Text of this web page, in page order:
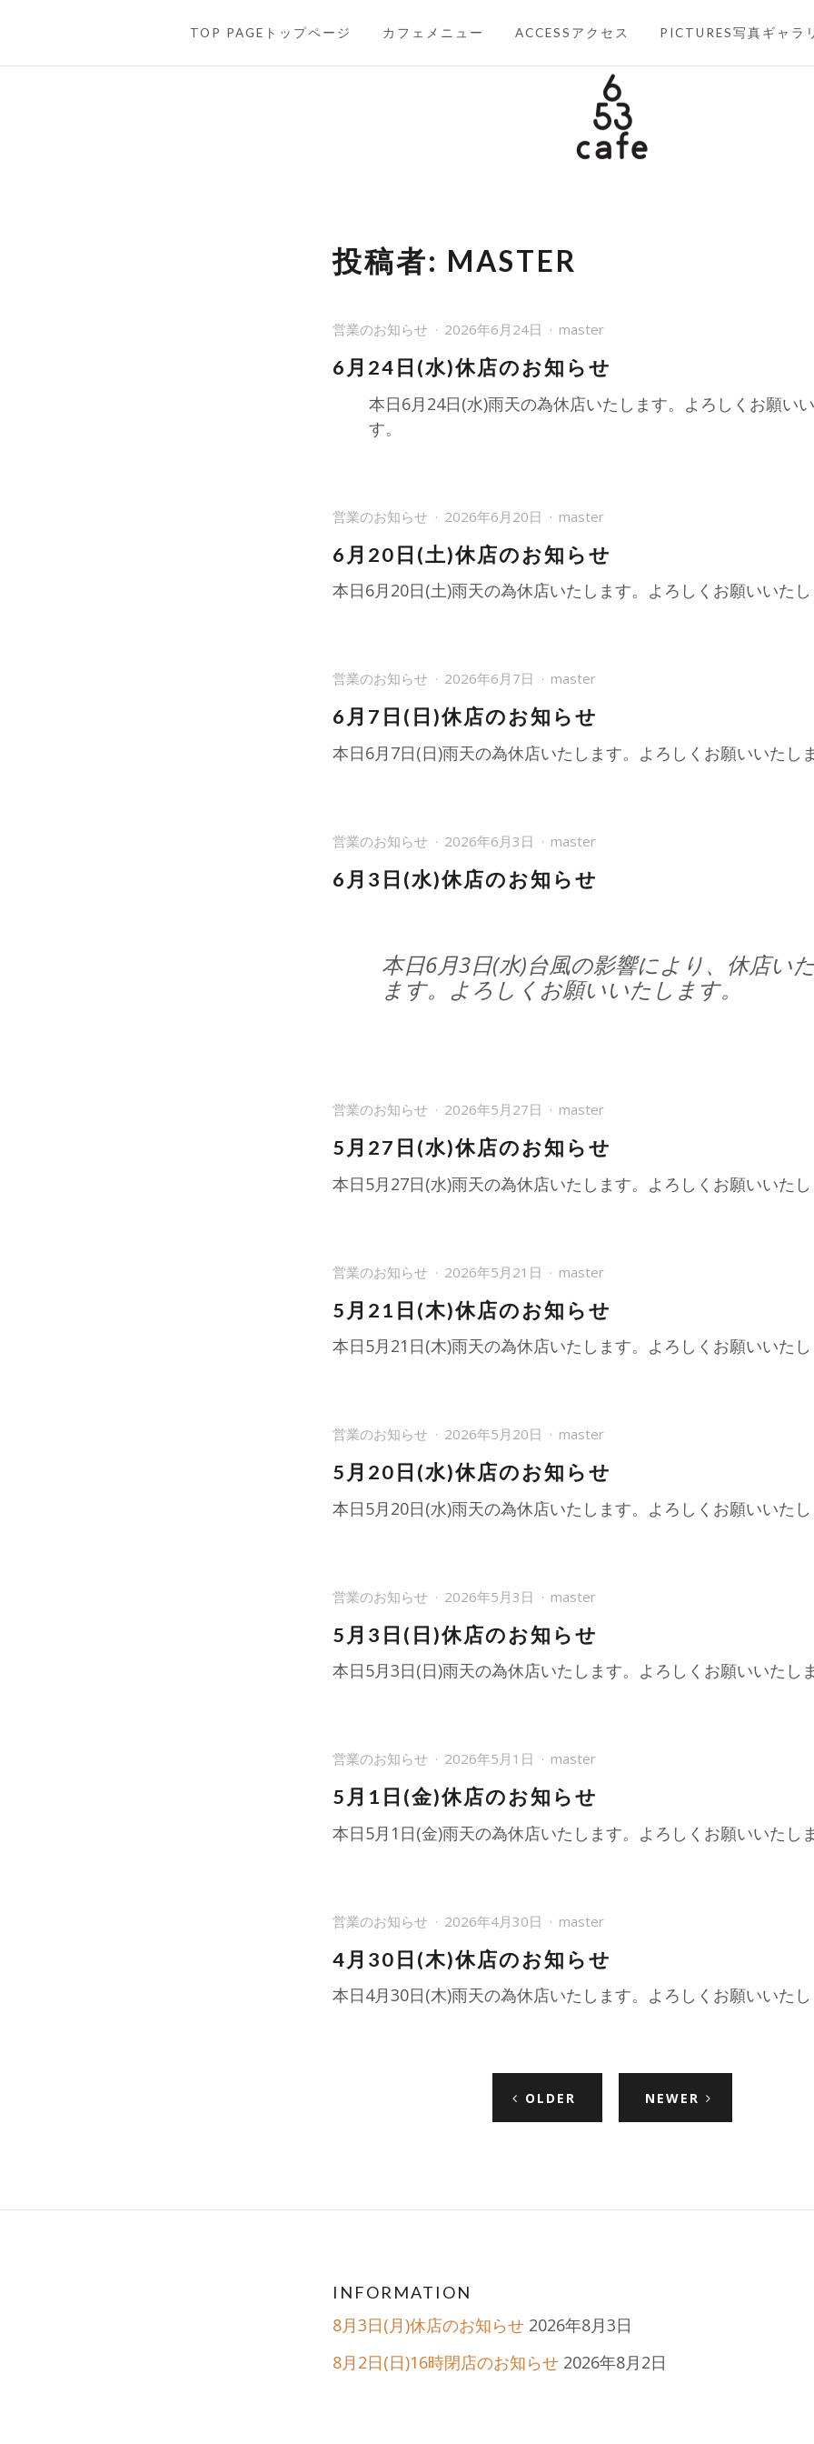
TOP PAGEトップページ カフェメニュー ACCESSアクセス PICTURES写真ギャラ
投稿者: MASTER
営業のお知らせ 2026年6月24日 master
6月24日(水)休店のお知らせ
本日6月24日(水)雨天の為休店いたします。よろしくお願い
す。
営業のお知らせ 2026年6月20日 master
6月20日(土)休店のお知らせ
本日6月20日(土)雨天の為休店いたします。よろしくお願いいたし
営業のお知らせ 2026年6月7日 master
6月7日(日)休店のお知らせ
本日6月7日(日)雨天の為休店いたします。よろしくお願いいたしま
営業のお知らせ 2026年6月3日 master
6月3日(水)休店のお知らせ
本日6月3日(水)台風の影響により、休店い
ます。よろしくお願いいたします。
営業のお知らせ 2026年5月27日 master
5月27日(水)休店のお知らせ
本日5月27日(水)雨天の為休店いたします。よろしくお願いいたし
営業のお知らせ 2026年5月21日 master
5月21日(木)休店のお知らせ
本日5月21日(木)雨天の為休店いたします。よろしくお願いいたし
営業のお知らせ 2026年5月20日 master
5月20日(水)休店のお知らせ
本日5月20日(水)雨天の為休店いたします。よろしくお願いいたし
営業のお知らせ 2026年5月3日 master
5月3日(日)休店のお知らせ
本日5月3日(日)雨天の為休店いたします。よろしくお願いいたしま
営業のお知らせ 2026年5月1日 master
5月1日(金)休店のお知らせ
本日5月1日(金)雨天の為休店いたします。よろしくお願いいたしま
営業のお知らせ 2026年4月30日 master
4月30日(木)休店のお知らせ
本日4月30日(木)雨天の為休店いたします。よろしくお願いいたし
OLDER NEWER
INFORMATION
8月3日(月)休店のお知らせ 2026年8月3日
8月2日(日)16時閉店のお知らせ 2026年8月2日